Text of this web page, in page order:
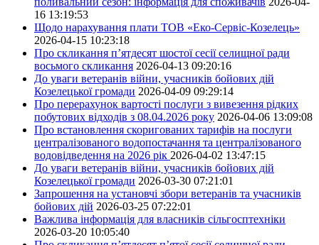
16 13:19:53
Щодо нарахування плати ТОВ «Еко-Сервіс-Козелець»
2026-04-15 10:23:18
Про скликання п’ятдесят шостої сесії селищної ради
восьмого скликання 2026-04-13 09:20:16
До уваги ветеранів війни, учасників бойових дій
Козелецької громади 2026-04-09 09:29:14
Про перерахунок вартості послуги з вивезення рідких
побутових відходів з 08.04.2026 року 2026-04-06 13:09:08
Про встановлення скоригованих тарифів на послуги
централізованого водопостачання та централізованого
водовідведення на 2026 рік 2026-04-02 13:47:15
До уваги ветеранів війни, учасників бойових дій
Козелецької громади 2026-03-30 07:21:01
Запрошення на установчі збори ветеранів та учасників
бойових дій 2026-03-25 07:22:01
Важлива інформація для власників сільгосптехніки
2026-03-20 10:05:40